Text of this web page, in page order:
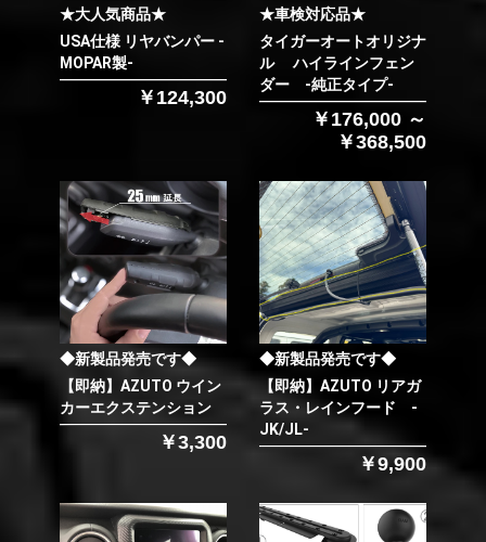
★大人気商品★
USA仕様 リヤバンパー -
MOPAR製-
￥124,300
★車検対応品★
タイガーオートオリジナ
ル ハイラインフェン
ダー -純正タイプ-
￥176,000 ～
￥368,500
◆新製品発売です◆
【即納】AZUTO ウイン
カーエクステンション
￥3,300
◆新製品発売です◆
【即納】AZUTO リアガ
ラス・レインフード -
JK/JL-
￥9,900